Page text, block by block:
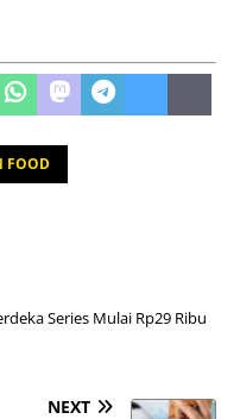
FOOD
Series Mulai Rp29 Ribu
NEXT